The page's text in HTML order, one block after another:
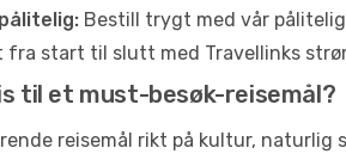
Bestill trygt med vår
fra start til slutt med Travellinks
til et must-besøk-reisemål?
reisemål rikt på kultur,